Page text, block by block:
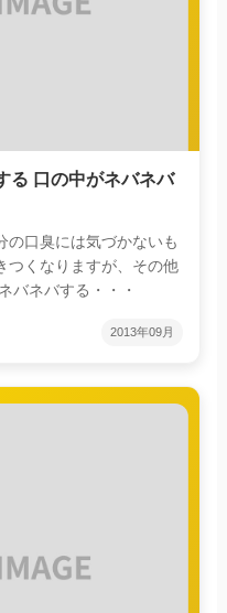
る 口の中がネバネバ
の口臭には気づかないも
つくなりますが、その他
バネバする・・・
2013年09月